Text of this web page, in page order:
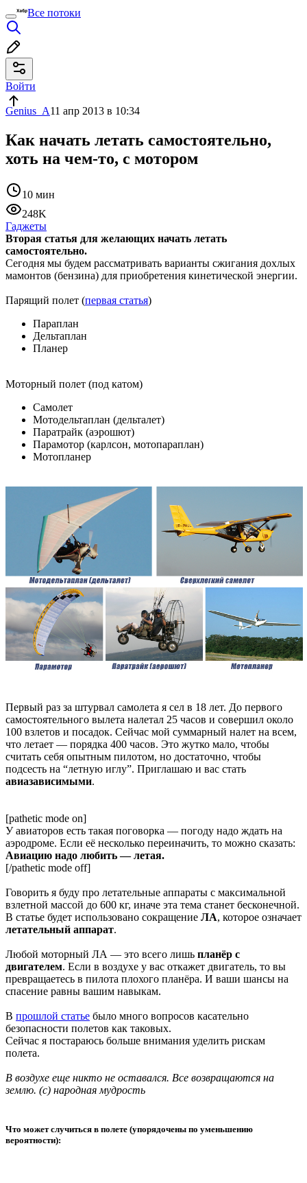
Все потоки
Войти
Genius_A11 апр 2013 в 10:34
Как начать летать самостоятельно,
хоть на чем-то, с мотором
10 мин
248K
Гаджеты
Вторая статья для желающих начать летать
самостоятельно.
Сегодня мы будем рассматривать варианты сжигания дохлых
мамонтов (бензина) для приобретения кинетической энергии.
Парящий полет (первая статья)
Параплан
Дельтаплан
Планер
Моторный полет (под катом)
Самолет
Мотодельтаплан (дельталет)
Паратрайк (аэрошют)
Парамотор (карлсон, мотопараплан)
Мотопланер
Первый раз за штурвал самолета я сел в 18 лет. До первого
самостоятельного вылета налетал 25 часов и совершил около
100 взлетов и посадок. Сейчас мой суммарный налет на всем,
что летает — порядка 400 часов. Это жутко мало, чтобы
считать себя опытным пилотом, но достаточно, чтобы
подсесть на “летную иглу”. Приглашаю и вас стать
авиазависимыми.
[pathetic mode on]
У авиаторов есть такая поговорка — погоду надо ждать на
аэродроме. Если её несколько переиначить, то можно сказать:
Авиацию надо любить — летая.
[/pathetic mode off]
Говорить я буду про летательные аппараты с максимальной
взлетной массой до 600 кг, иначе эта тема станет бесконечной.
В статье будет использовано сокращение ЛА, которое означает
летательный аппарат.
Любой моторный ЛА — это всего лишь планёр с
двигателем. Если в воздухе у вас откажет двигатель, то вы
превращаетесь в пилота плохого планёра. И ваши шансы на
спасение равны вашим навыкам.
В прошлой статье было много вопросов касательно
безопасности полетов как таковых.
Сейчас я постараюсь больше внимания уделить рискам
полета.
В воздухе еще никто не оставался. Все возвращаются на
землю. (с) народная мудрость
Что может случиться в полете (упорядочены по уменьшению
вероятности):